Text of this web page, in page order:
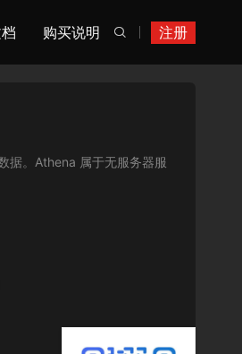
注册

购买说明
据。Athena 属于无服务器服